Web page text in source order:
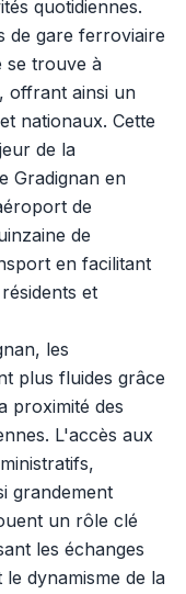
quotidiennes.
de gare ferroviaire
se trouve à
offrant ainsi un
nationaux. Cette
de la
Gradignan en
de
de
en facilitant
et
les
plus fluides grâce
proximité des
L'accès aux
grandement
un rôle clé
les échanges
dynamisme de la